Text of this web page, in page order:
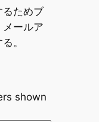
るためブ
ールア
。
shown